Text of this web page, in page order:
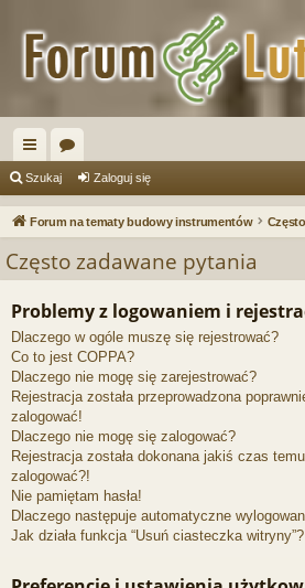
ię
ce
or
a
Szukaj Zaloguj się
Forum na tematy budowy instrumentów
Często zadawane pytania
Problemy z logowaniem i
Dlaczego w ogóle muszę się rejestrować?
Co to jest COPPA?
Dlaczego nie mogę się zarejestrować?
Rejestracja została przeprowadzona
zalogować!
Dlaczego nie mogę się zalogować?
Rejestracja została dokonana jakiś czas
zalogować?!
Nie pamiętam hasła!
Dlaczego następuje automatyczne
Jak działa funkcja “Usuń ciasteczka witryny”?